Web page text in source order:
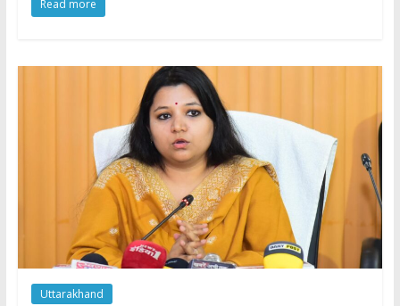
e
o
itt
A
p
p
Read more
Uttarakhand